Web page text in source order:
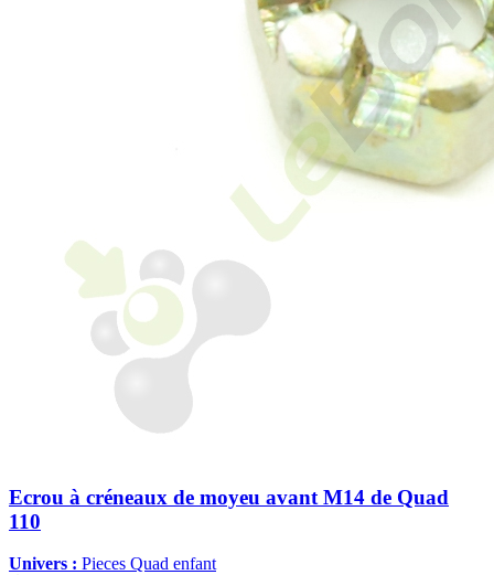
Ecrou à créneaux de moyeu avant M14 de Quad
110
Univers : Pieces Quad enfant